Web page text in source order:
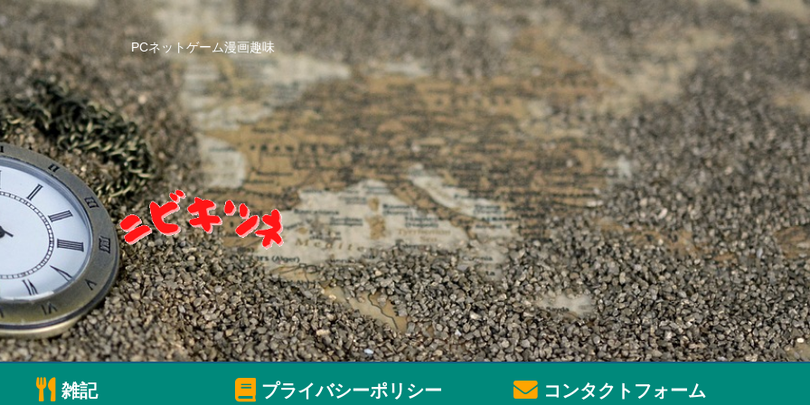
PCネットゲーム漫画趣味
雑記 プライバシーポリシー コンタクトフォーム